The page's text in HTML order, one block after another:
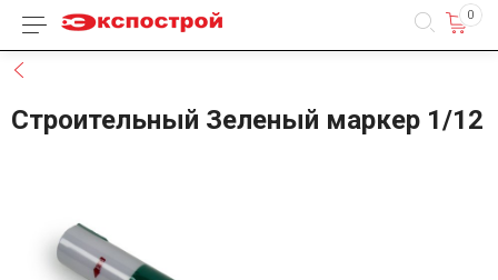
Каталог товаров 0
Строительный Зеленый маркер 1/12